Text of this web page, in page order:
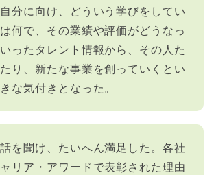
分に向け、どういう学びをしてい
何で、その業績や評価がどうなっ
ったタレント情報から、その人た
り、新たな事業を創っていくとい
な気付きとなった。
を聞け、たいへん満足した。各社
リア・アワードで表彰された理由